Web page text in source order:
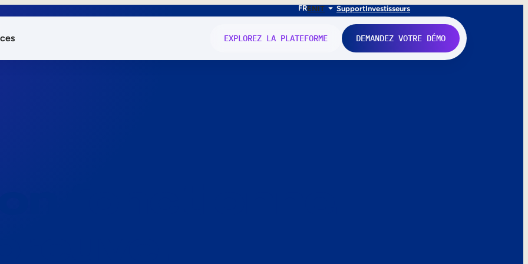
FRENIT SupportInvestisseurs
EXPLOREZ LA PLATEFORME DEMANDEZ VOTRE DÉMO